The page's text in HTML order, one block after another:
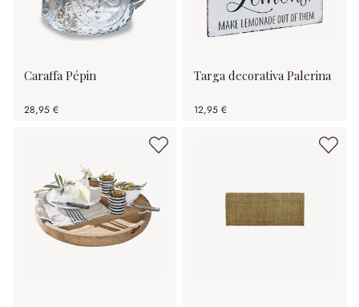
Caraffa Pépin
28,95 €
Targa decorativa Palerina
12,95 €